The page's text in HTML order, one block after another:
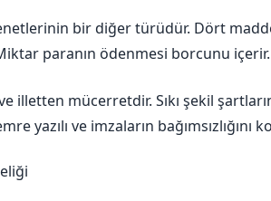
bir diğer türüdür. Dört
paranın ödenmesi borcunu içerir.
illetten mücerretdir. Sıkı şekil
yazılı ve imzaların bağımsızlığını